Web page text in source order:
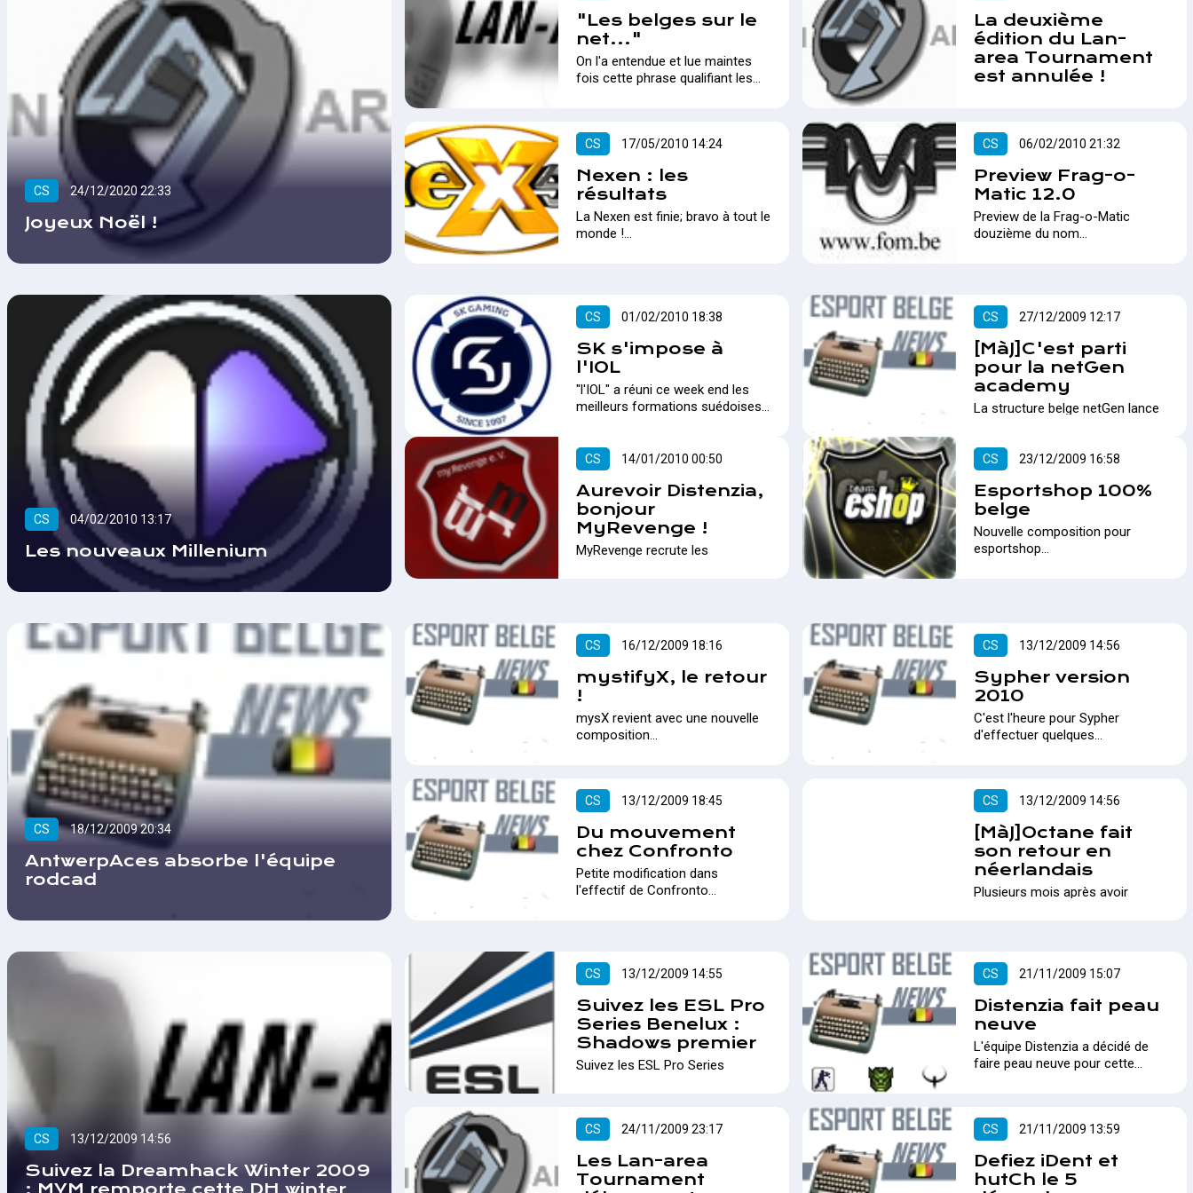
Lan-Area à partir de ce lundi 20
Septembre dès 18h !…
CS 24/12/2020 22:33
Joyeux Noël !
"Les belges sur le
net..."
On l'a entendue et lue maintes
fois cette phrase qualifiant les
honorables en LAN ce week-end,
et avec des victoires
tournois officiels, le belge reste
la cible des soupçons du
français. Jettons un coup d'oeil
sur les motivations qui poussent
CS 17/05/2010 14:24
Nexen : les
résultats
La Nexen est finie; bravo à tout le
monde !…
La deuxième
édition du Lan-
area Tournament
est annulée !
partenariat avec Qpad, ServArea
et Hebergeons.be…
CS 06/02/2010 21:32
Preview Frag-o-
Matic 12.0
Preview de la Frag-o-Matic
douzième du nom…
CS 04/02/2010 13:17
Les nouveaux Millenium
CS 01/02/2010 18:38
SK s'impose à
l'IOL
"l'IOL" a réuni ce week end les
meilleurs formations suédoises
CS 14/01/2010 00:50
Aurevoir Distenzia,
bonjour
MyRevenge !
MyRevenge recrute les
CS 27/12/2009 12:17
[MàJ]C'est parti
pour la netGen
academy
La structure belge netGen lance
CS 23/12/2009 16:58
Esportshop 100%
belge
Nouvelle composition pour
esportshop…
CS 18/12/2009 20:34
AntwerpAces absorbe l'équipe
rodcad
CS 16/12/2009 18:16
mystifyX, le retour
!
mysX revient avec une nouvelle
composition…
CS 13/12/2009 18:45
Du mouvement
chez Confronto
Petite modification dans
l'effectif de Confronto…
CS 13/12/2009 14:56
Sypher version
2010
C'est l'heure pour Sypher
d'effectuer quelques
CS 13/12/2009 14:56
[MàJ]Octane fait
son retour en
néerlandais
Plusieurs mois après avoir
CS 13/12/2009 14:56
Suivez la Dreamhack Winter 2009
CS 13/12/2009 14:55
Suivez les ESL Pro
Series Benelux :
Shadows premier
Suivez les ESL Pro Series
CS 24/11/2009 23:17
Les Lan-area
Tournament
CS 21/11/2009 15:07
Distenzia fait peau
neuve
L'équipe Distenzia a décidé de
faire peau neuve pour cette
CS 21/11/2009 13:59
Defiez iDent et
hutCh le 5